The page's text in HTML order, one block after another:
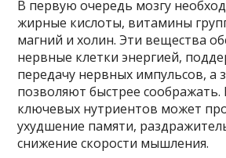
В первую очередь мозгу
жирные кислоты, витамины
магний и холин. Эти вещества
нервные клетки энергией,
передачу нервных импульсов, а
позволяют быстрее соображать.
ключевых нутриентов может
ухудшение памяти,
снижение скорости мышления.